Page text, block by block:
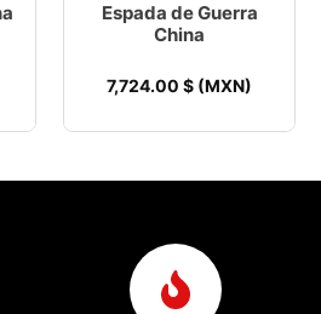
Espada de Guerra
China
7,724.00 $ (MXN)